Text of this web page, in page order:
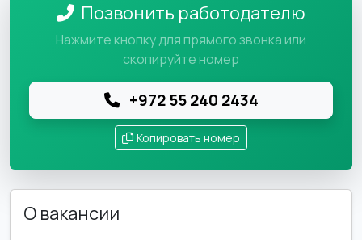
Позвонить работодателю
Нажмите кнопку для прямого звонка или
скопируйте номер
+972 55 240 2434
Копировать номер
О вакансии